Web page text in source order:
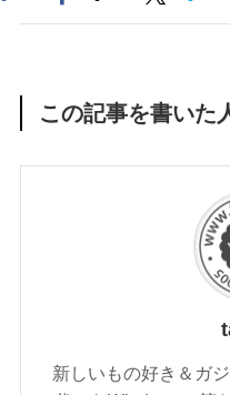
この記事を書いた
新しいもの好き＆ガ